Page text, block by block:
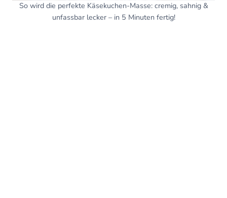
So wird die perfekte Käsekuchen-Masse: cremig, sahnig &
unfassbar lecker – in 5 Minuten fertig!